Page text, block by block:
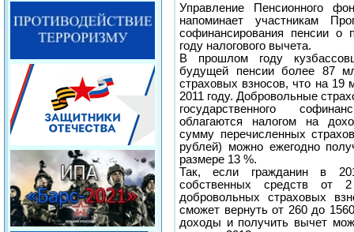
Управление Пенсионного
напоминает участникам
софинансирования пенсии о
году налогового вычета.
В прошлом году
будущей пенсии более 87
страховых взносов, что на
2011 году. Добровольные
государственного
облагаются налогом на
сумму перечисленных
рублей) можно ежегодно
размере 13 %.
Так, если гражданин в
собственных средств
добровольных страховых
сможет вернуть от 260 до
доходы и получить вычет